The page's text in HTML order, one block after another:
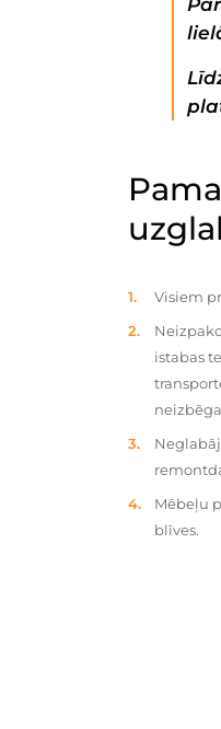
Visiem
istabas
Mēbeļu
blīves.